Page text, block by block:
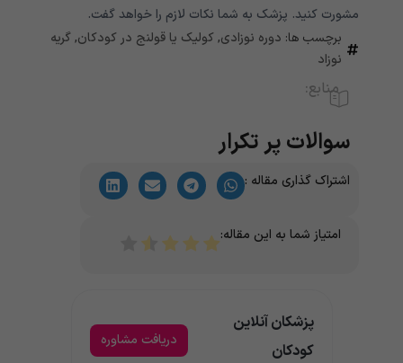
مشورت کنید. پزشک به شما نکات لازم را خواهد گفت.
برچسب ها: دوره نوزادی, کولیک یا قولنج در کودکان, گریه
نوزاد
منابع:
سوالات پر تکرار
اشتراک گذاری مقاله :
امتیاز شما به این مقاله:
پزشکان آنلاین
کودکان
دریافت مشاوره